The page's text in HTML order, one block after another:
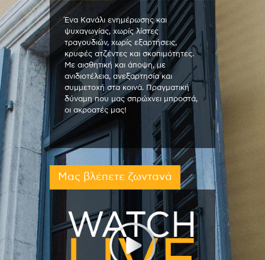
Ένα Κανάλι ενημέρωσης και
ψυχαγωγίας, χωρίς λίστες
τραγουδιών, χωρίς εξαρτήσεις,
κρυφές ατζέντες και σκοπιμότητες.
Με αισθητική και άποψη, με
ανιδιοτέλεια, ανεξαρτησία και
συμμετοχή στα κοινά. Πραγματική
δύναμη που μας σπρώχνει μπροστά,
οι ακροατές μας!
Μας βλέπετε ζωντανά